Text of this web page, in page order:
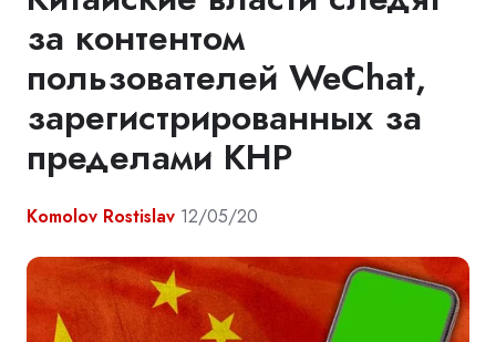
за контентом
пользователей WeChat,
зарегистрированных за
пределами КНР
Komolov Rostislav 12/05/20